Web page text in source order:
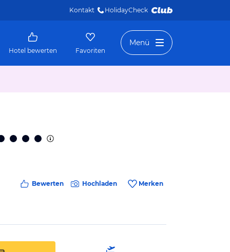
Kontakt HolidayCheck
Hotel bewerten Favoriten
Menü
Bewerten Hochladen Merken